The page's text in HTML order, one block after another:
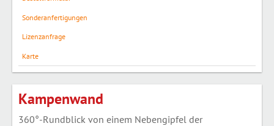
Sonderanfertigungen
Lizenzanfrage
Karte
Kampenwand
360°-Rundblick von einem Nebengipfel der